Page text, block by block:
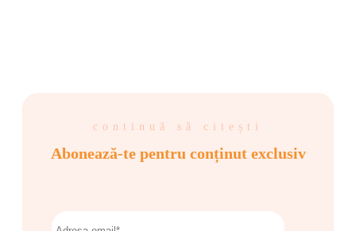
continuă să citești
Abonează-te pentru conținut exclusiv